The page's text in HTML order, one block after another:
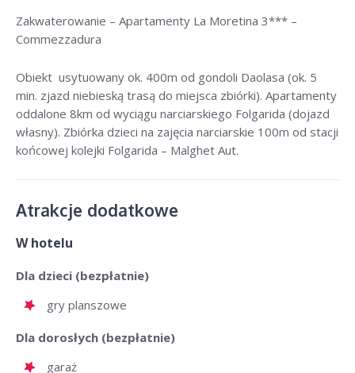
Zakwaterowanie – Apartamenty La Moretina 3*** –
Commezzadura
Obiekt usytuowany ok. 400m od gondoli Daolasa (ok. 5
min. zjazd niebieską trasą do miejsca zbiórki). Apartamenty
oddalone 8km od wyciągu narciarskiego Folgarida (dojazd
własny). Zbiórka dzieci na zajęcia narciarskie 100m od stacji
końcowej kolejki Folgarida – Malghet Aut.
Atrakcje dodatkowe
W hotelu
Dla dzieci (bezpłatnie)
gry planszowe
Dla dorosłych (bezpłatnie)
garaż